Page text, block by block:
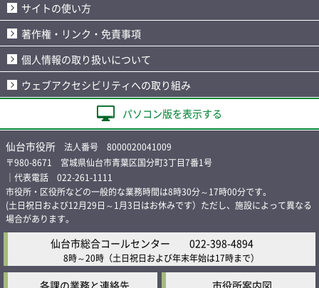
サイトの使い方
著作権・リンク・免責事項
個人情報の取り扱いについて
ウェブアクセシビリティへの取り組み
パソコン版を表示する
仙台市役所 法人番号 8000020041009
〒980-8671 宮城県仙台市青葉区国分町3丁目7番1号
｜代表電話 022-261-1111
市役所・区役所などの一般的な業務時間は8時30分～17時00分です。
(土日祝日および12月29日～1月3日はお休みです）ただし、施設によって異なる
場合があります。
仙台市総合コールセンター 022-398-4894
8時～20時 （土日祝日および年末年始は17時まで）
各課の業務と連絡先 市役所案内図